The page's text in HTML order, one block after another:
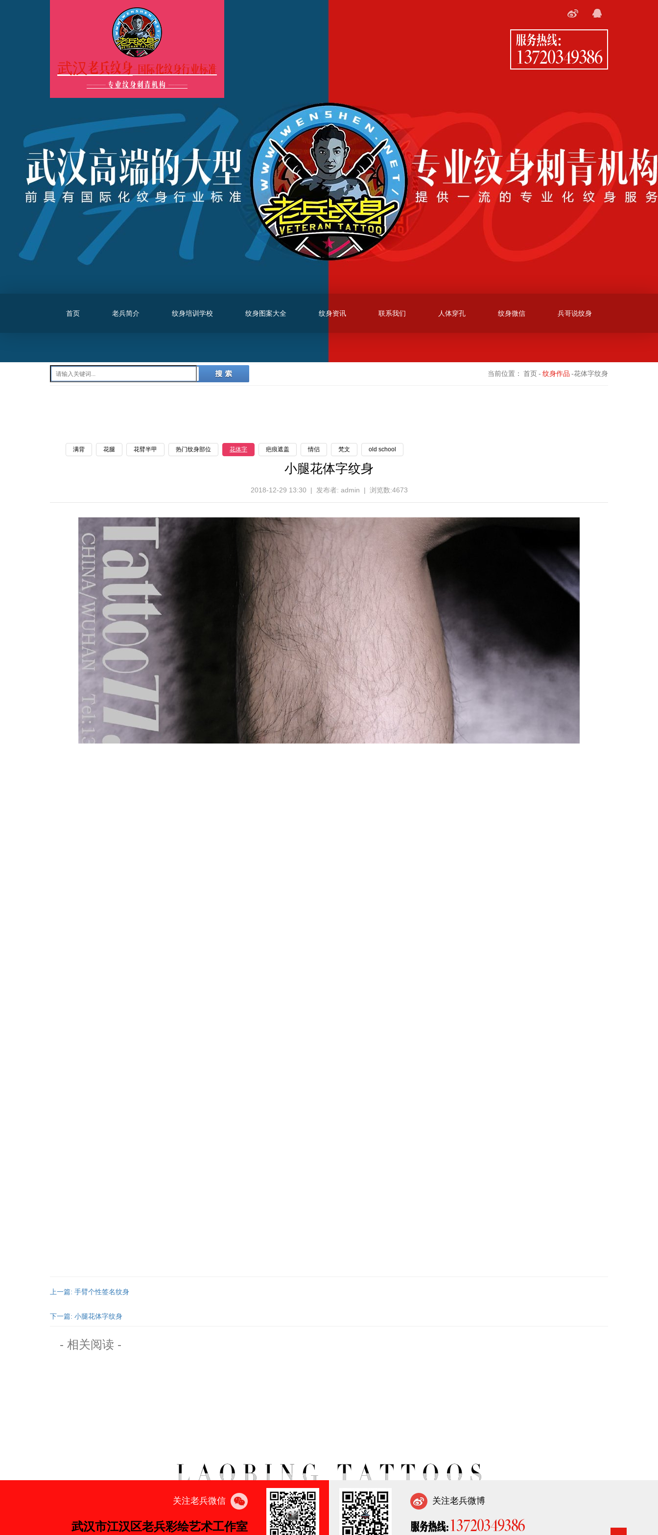
武汉老兵纹身-国际化纹身行业标准
——— 专业纹身刺青机构 ———
服务热线：
13720349386
首页 老兵简介 纹身培训学校 纹身图案大全 纹身资讯 联系我们 人体穿孔 纹身微信 兵哥说纹身
当前位置： 首页- 纹身作品 -花体字纹身
满背 花腿 花臂半甲 热门纹身部位 花体字 疤痕遮盖 情侣 梵文 old school
小腿花体字纹身
2018-12-29 13:30 | 发布者: admin | 浏览数:4673
上一篇: 手臂个性签名纹身
下一篇: 小腿花体字纹身
- 相关阅读 -
关注老兵微信
武汉市江汉区老兵彩绘艺术工作室
关注老兵微博
服务热线: 13720349386